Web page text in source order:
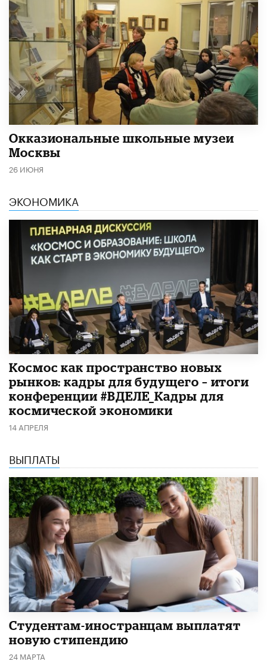
​Окказиональные школьные музеи
Москвы
26 ИЮНЯ
ЭКОНОМИКА
Космос как пространство новых
рынков: кадры для будущего – итоги
конференции #ВДЕЛЕ_Кадры для
космической экономики
14 АПРЕЛЯ
ВЫПЛАТЫ
Студентам-иностранцам выплатят
новую стипендию
24 МАРТА